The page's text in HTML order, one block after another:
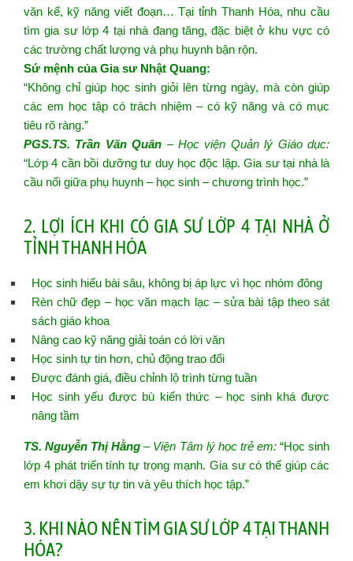
văn kể, kỹ năng viết đoạn… Tại tỉnh Thanh Hóa, nhu cầu
tìm gia sư lớp 4 tại nhà đang tăng, đặc biệt ở khu vực có
các trường chất lượng và phụ huynh bận rộn.
Sứ mệnh của Gia sư Nhật Quang:
“Không chỉ giúp học sinh giỏi lên từng ngày, mà còn giúp
các em học tập có trách nhiệm – có kỹ năng và có mục
tiêu rõ ràng.”
PGS.TS. Trần Văn Quân – Học viện Quản lý Giáo dục:
“Lớp 4 cần bồi dưỡng tư duy học độc lập. Gia sư tại nhà là
cầu nối giữa phụ huynh – học sinh – chương trình học.”
2. LỢI ÍCH KHI CÓ GIA SƯ LỚP 4 TẠI NHÀ Ở
TỈNH THANH HÓA
Học sinh hiểu bài sâu, không bị áp lực vì học nhóm đông
Rèn chữ đẹp – học văn mạch lạc – sửa bài tập theo sát
sách giáo khoa
Nâng cao kỹ năng giải toán có lời văn
Học sinh tự tin hơn, chủ động trao đổi
Được đánh giá, điều chỉnh lộ trình từng tuần
Học sinh yếu được bù kiến thức – học sinh khá được
nâng tầm
TS. Nguyễn Thị Hằng – Viện Tâm lý học trẻ em:“Học sinh
lớp 4 phát triển tính tự trọng mạnh. Gia sư có thể giúp các
em khơi dậy sự tự tin và yêu thích học tập.”
3. KHI NÀO NÊN TÌM GIA SƯ LỚP 4 TẠI THANH
HÓA?